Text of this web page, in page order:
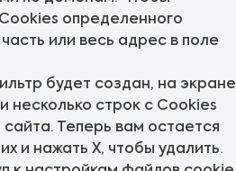
определенного
или весь адрес в поле
будет создан, на экране
несколько строк с Cookies
Теперь вам остается
и нажать X, чтобы удалить.